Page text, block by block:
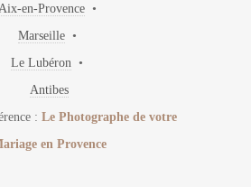
en-Provence•
Marseille•
Le Lubéron •
Antibes
: Le Photographe de votre
en Provence